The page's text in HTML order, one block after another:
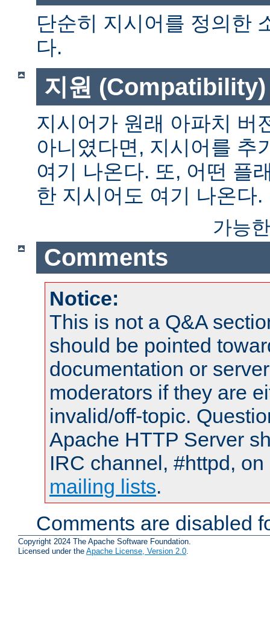
단순히 지시어를 정의한
다.
지원 (Compatibility)
지시어가 원래 아파치 버
아니였다면, 지시어를 추
여기 나온다. 또, 어떤 플
한 지시어도 여기 나온다.
가능
Comments
Notice:
This is not a Q&A
should be pointed
documentation or
moderators if they are
invalid/off-topic.
Apache HTTP Server
IRC channel, #httpd,
mailing lists.
Comments are disabled
Copyright 2024 The Apache Software Foundation.
Licensed under the Apache License, Version 2.0.